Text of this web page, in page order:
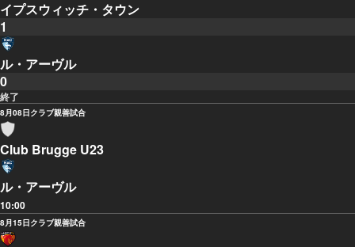
イプスウィッチ・タウン
1
ル・アーヴル
0
終了
8月08日クラブ親善試合
Club Brugge U23
ル・アーヴル
10:00
8月15日クラブ親善試合